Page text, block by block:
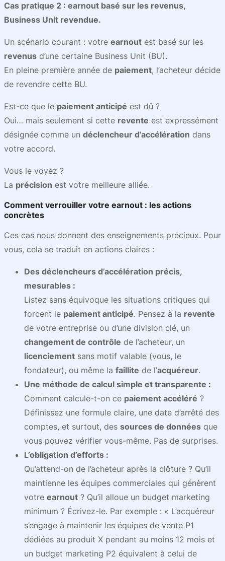
Cas pratique 2 : earnout basé sur les revenus,
Business Unit revendue.
Un scénario courant : votre earnout est basé sur les
revenus d’une certaine Business Unit (BU).
En pleine première année de paiement, l’acheteur décide
de revendre cette BU.
Est-ce que le paiement anticipé est dû ?
Oui… mais seulement si cette revente est expressément
désignée comme un déclencheur d’accélération dans
votre accord.
Vous le voyez ?
La précision est votre meilleure alliée.
Comment verrouiller votre earnout : les actions
concrètes
Ces cas nous donnent des enseignements précieux. Pour
vous, cela se traduit en actions claires :
Des déclencheurs d’accélération précis,
mesurables :
Listez sans équivoque les situations critiques qui
forcent le paiement anticipé. Pensez à la revente
de votre entreprise ou d’une division clé, un
changement de contrôle de l’acheteur, un
licenciement sans motif valable (vous, le
fondateur), ou même la faillite de l’acquéreur.
Une méthode de calcul simple et transparente :
Comment calcule-t-on ce paiement accéléré ?
Définissez une formule claire, une date d’arrêté des
comptes, et surtout, des sources de données que
vous pouvez vérifier vous-même. Pas de surprises.
L’obligation d’efforts :
Qu’attend-on de l’acheteur après la clôture ? Qu’il
maintienne les équipes commerciales qui génèrent
votre earnout ? Qu’il alloue un budget marketing
minimum ? Écrivez-le. Par exemple : « L’acquéreur
s’engage à maintenir les équipes de vente P1
dédiées au produit X pendant au moins 12 mois et
un budget marketing P2 équivalent à celui de